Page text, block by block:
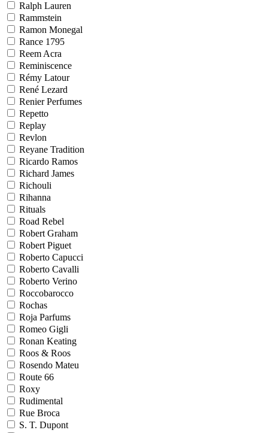
Ralph Lauren
Rammstein
Ramon Monegal
Rance 1795
Reem Acra
Reminiscence
Rémy Latour
René Lezard
Renier Perfumes
Repetto
Replay
Revlon
Reyane Tradition
Ricardo Ramos
Richard James
Richouli
Rihanna
Rituals
Road Rebel
Robert Graham
Robert Piguet
Roberto Capucci
Roberto Cavalli
Roberto Verino
Roccobarocco
Rochas
Roja Parfums
Romeo Gigli
Ronan Keating
Roos & Roos
Rosendo Mateu
Route 66
Roxy
Rudimental
Rue Broca
S. T. Dupont